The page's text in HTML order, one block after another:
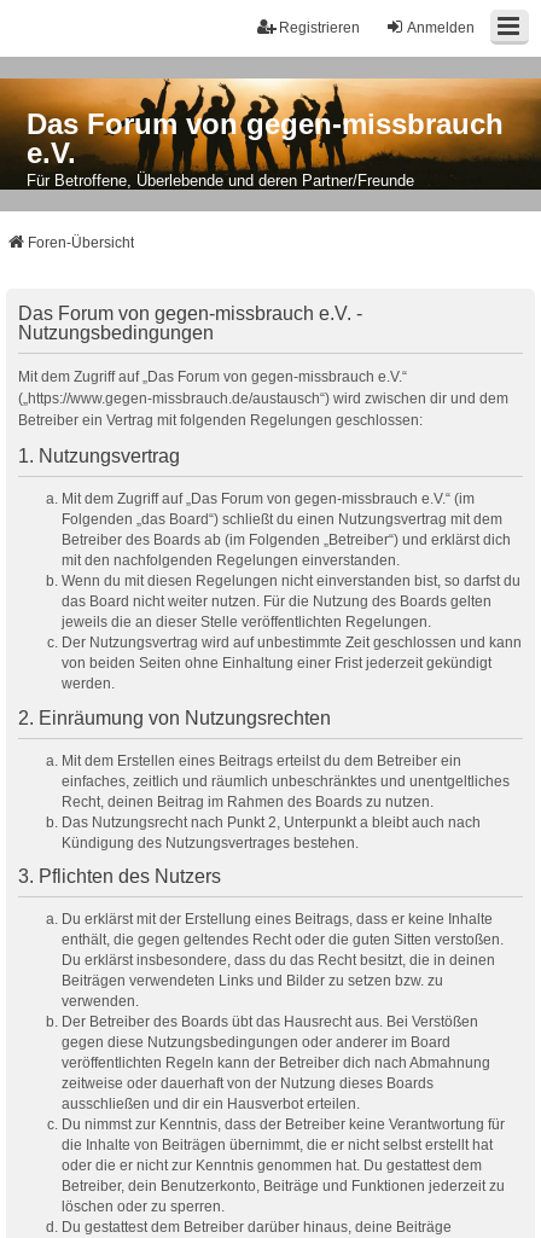
Anmelden
Registrieren
Das Forum von gegen-missbrauch
e.V.
Für Betroffene, Überlebende und deren Partner/Freunde
Foren-Übersicht
Das Forum von gegen-missbrauch e.V. -
Nutzungsbedingungen
Mit dem Zugriff auf „Das Forum von gegen-missbrauch e.V.“
(„https://www.gegen-missbrauch.de/austausch“) wird zwischen dir und dem
Betreiber ein Vertrag mit folgenden Regelungen geschlossen:
1. Nutzungsvertrag
Mit dem Zugriff auf „Das Forum von gegen-missbrauch e.V.“ (im
Folgenden „das Board“) schließt du einen Nutzungsvertrag mit dem
Betreiber des Boards ab (im Folgenden „Betreiber“) und erklärst dich
mit den nachfolgenden Regelungen einverstanden.
Wenn du mit diesen Regelungen nicht einverstanden bist, so darfst du
das Board nicht weiter nutzen. Für die Nutzung des Boards gelten
jeweils die an dieser Stelle veröffentlichten Regelungen.
Der Nutzungsvertrag wird auf unbestimmte Zeit geschlossen und kann
von beiden Seiten ohne Einhaltung einer Frist jederzeit gekündigt
werden.
2. Einräumung von Nutzungsrechten
Mit dem Erstellen eines Beitrags erteilst du dem Betreiber ein
einfaches, zeitlich und räumlich unbeschränktes und unentgeltliches
Recht, deinen Beitrag im Rahmen des Boards zu nutzen.
Das Nutzungsrecht nach Punkt 2, Unterpunkt a bleibt auch nach
Kündigung des Nutzungsvertrages bestehen.
3. Pflichten des Nutzers
Du erklärst mit der Erstellung eines Beitrags, dass er keine Inhalte
enthält, die gegen geltendes Recht oder die guten Sitten verstoßen.
Du erklärst insbesondere, dass du das Recht besitzt, die in deinen
Beiträgen verwendeten Links und Bilder zu setzen bzw. zu
verwenden.
Der Betreiber des Boards übt das Hausrecht aus. Bei Verstößen
gegen diese Nutzungsbedingungen oder anderer im Board
veröffentlichten Regeln kann der Betreiber dich nach Abmahnung
zeitweise oder dauerhaft von der Nutzung dieses Boards
ausschließen und dir ein Hausverbot erteilen.
Du nimmst zur Kenntnis, dass der Betreiber keine Verantwortung für
die Inhalte von Beiträgen übernimmt, die er nicht selbst erstellt hat
oder die er nicht zur Kenntnis genommen hat. Du gestattest dem
Betreiber, dein Benutzerkonto, Beiträge und Funktionen jederzeit zu
löschen oder zu sperren.
Du gestattest dem Betreiber darüber hinaus, deine Beiträge